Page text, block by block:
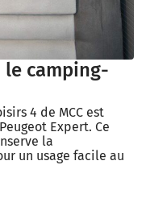
le camping-
4 de MCC est
Expert. Ce
la
un usage facile au